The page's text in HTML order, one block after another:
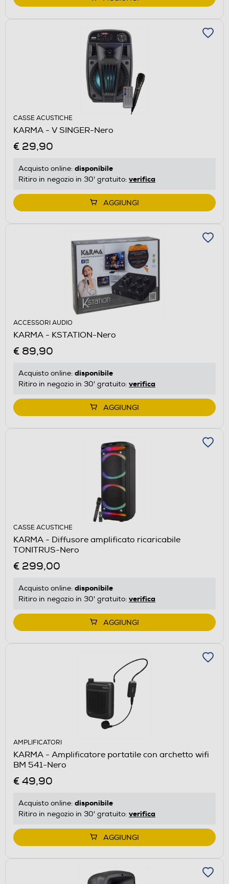
CASSE ACUSTICHE
KARMA - V SINGER-Nero
€ 29,90
Acquisto online: disponibile
Ritiro in negozio in 30' gratuito: verifica
AGGIUNGI
ACCESSORI AUDIO
KARMA - KSTATION-Nero
€ 89,90
Acquisto online: disponibile
Ritiro in negozio in 30' gratuito: verifica
AGGIUNGI
CASSE ACUSTICHE
KARMA - Diffusore amplificato ricaricabile
TONITRUS-Nero
€ 299,00
Acquisto online: disponibile
Ritiro in negozio in 30' gratuito: verifica
AGGIUNGI
AMPLIFICATORI
KARMA - Amplificatore portatile con archetto wifi
BM 541-Nero
€ 49,90
Acquisto online: disponibile
Ritiro in negozio in 30' gratuito: verifica
AGGIUNGI